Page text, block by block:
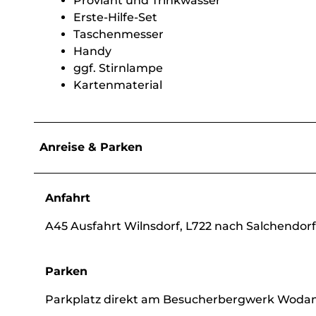
Erste-Hilfe-Set
Taschenmesser
Handy
ggf. Stirnlampe
Kartenmaterial
Anreise & Parken
Anfahrt
A45 Ausfahrt Wilnsdorf, L722 nach
Parken
Parkplatz direkt am Besucherbergwerk